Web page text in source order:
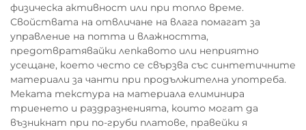
физическа активност или при топло време.
Свойствата на отвличане на влага помагат за
управление на потта и влажността,
предотвратявайки лепкавото или неприятно
усещане, което често се свързва със синтетичните
материали за чанти при продължителна употреба.
Меката текстура на материала елиминира
триенето и раздразненията, които могат да
възникнат при по-груби платове, правейки я